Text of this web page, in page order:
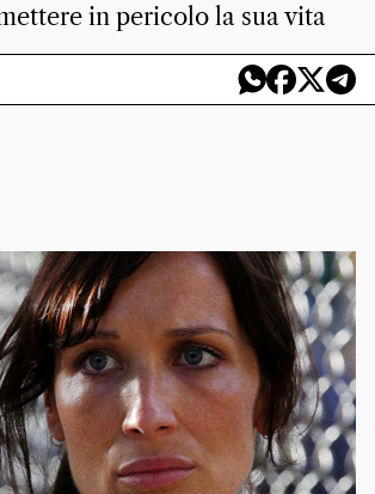
in pericolo la sua vita